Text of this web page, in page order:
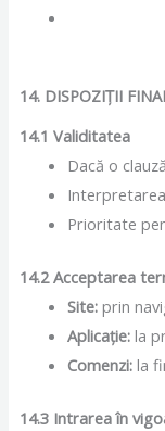
14. DISPOZIȚII
14.1 Validitatea
Dacă o
Prioritate
14.2 Acceptarea
Site:prin
Aplicație:la
Comenzi:la
14.3 Intrarea în